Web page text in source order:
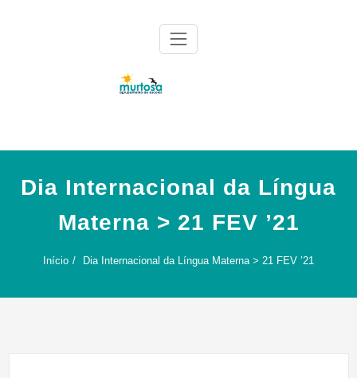
Dia Internacional da Língua
Materna > 21 FEV ’21
Início Dia Internacional da Língua Materna > 21 FEV ’21